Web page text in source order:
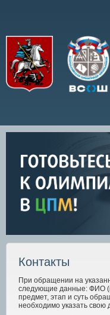
Контакты
При обращении на
следующие данные: ФИО
предмет, этап и суть
необходимо указать свою